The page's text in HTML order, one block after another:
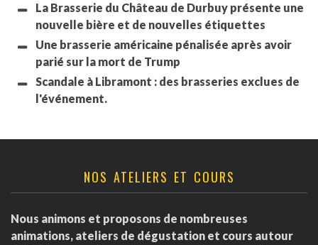
La Brasserie du Château de Durbuy présente une
nouvelle bière et de nouvelles étiquettes
Une brasserie américaine pénalisée après avoir
parié sur la mort de Trump
Scandale à Libramont : des brasseries exclues de
l'événement.
NOS ATELIERS ET COURS
Nous animons et proposons de nombreuses
animations, ateliers de dégustation et cours autour